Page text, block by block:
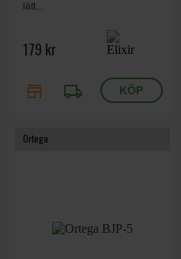
lätt...
179 kr
store local_shipping
Ortega